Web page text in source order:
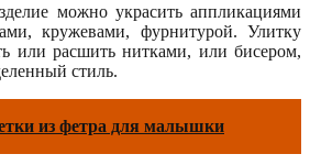
можно украсить аппликациями
кружевами, фурнитурой. Улитку
или расшить нитками, или бисером,
стиль.
из фетра для малышки